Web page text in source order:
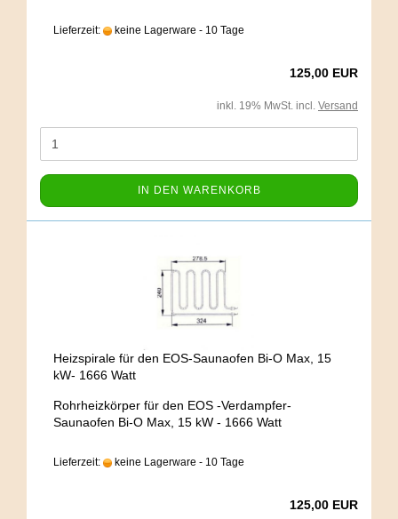
Lieferzeit: keine Lagerware - 10 Tage
125,00 EUR
inkl. 19% MwSt. incl. Versand
IN DEN WARENKORB
Heizspirale für den EOS-Saunaofen Bi-O Max, 15
kW- 1666 Watt
Rohrheizkörper für den EOS -Verdampfer-
Saunaofen Bi-O Max, 15 kW - 1666 Watt
Lieferzeit: keine Lagerware - 10 Tage
125,00 EUR